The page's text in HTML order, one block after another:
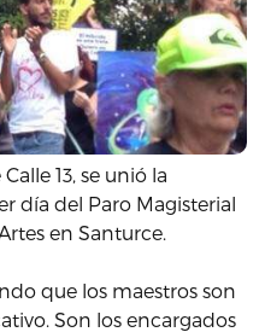
13, se unió la
día del Paro Magisterial
en Santurce.
que los maestros son
Son los encargados